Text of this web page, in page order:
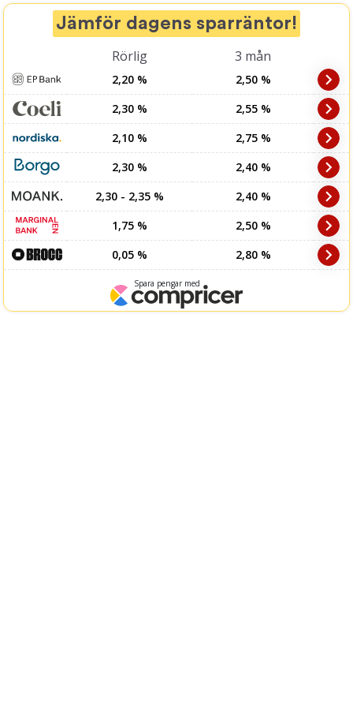
Jämför dagens sparräntor!
Rörlig 3 mån
2,20 %
2,50 %
2,30 %
2,55 %
2,10 %
2,75 %
2,30 %
2,40 %
2,30 - 2,35 %
2,40 %
1,75 %
2,50 %
0,05 %
2,80 %
Spara pengar med